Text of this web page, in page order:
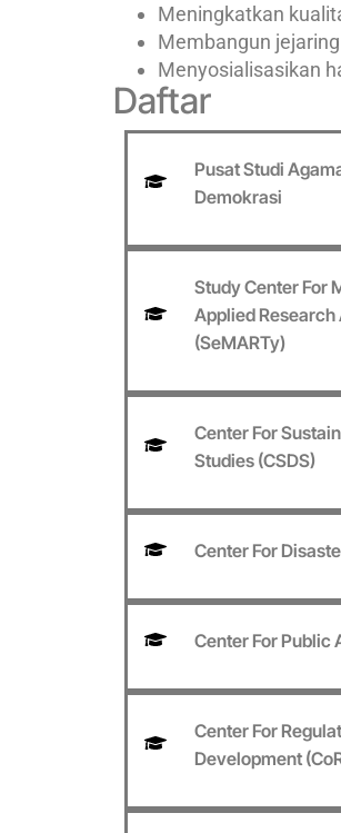
Meningkatkan
Membangun
Menyosialisasikan
Daftar
Pusat Studi
Demokrasi
Study Center For
Applied
(SeMARTy)
Center For
Studies (CSDS)
Center For
Center For Public
Center For
Development